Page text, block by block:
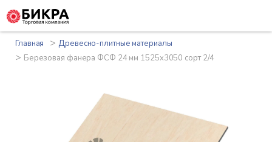
Главная >Древесно-плитные материалы
> Березовая фанера ФСФ 24 мм 1525x3050 сорт 2/4